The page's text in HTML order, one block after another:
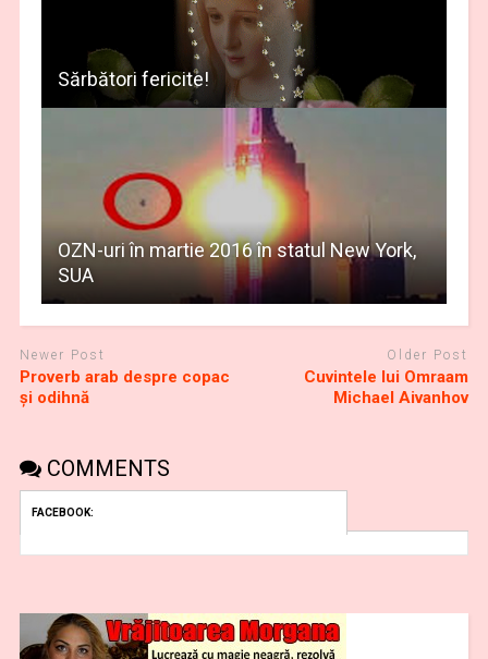
Sărbători fericite!
OZN-uri în martie 2016 în statul New York,
SUA
Newer Post
Proverb arab despre copac
şi odihnă
Older Post
Cuvintele lui Omraam
Michael Aivanhov
COMMENTS
FACEBOOK: